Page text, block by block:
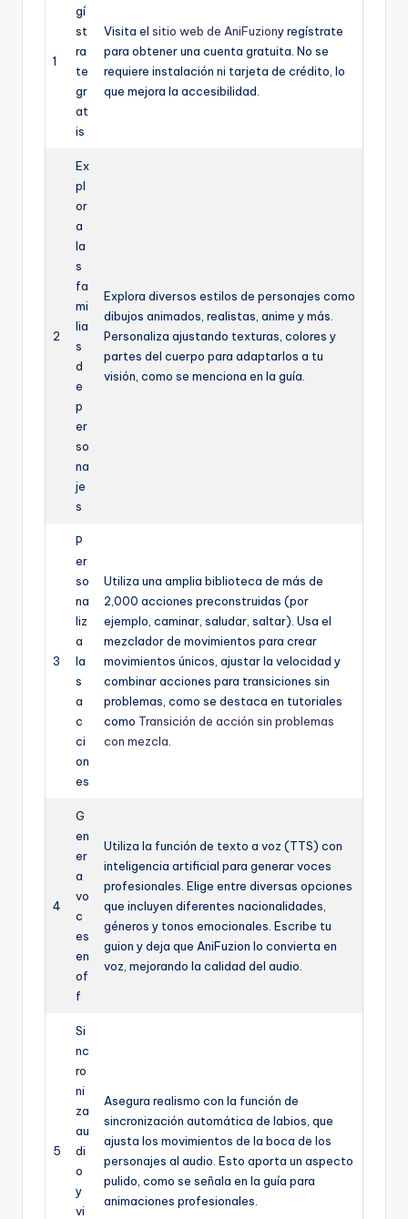
1
gí
st
ra
te
gr
at
is
Visita el sitio web de AniFuziony regístrate
para obtener una cuenta gratuita. No se
requiere instalación ni tarjeta de crédito, lo
que mejora la accesibilidad.
2
Ex
pl
or
a
la
s
fa
mi
lia
s
d
e
p
er
so
na
je
s
Explora diversos estilos de personajes como
dibujos animados, realistas, anime y más.
Personaliza ajustando texturas, colores y
partes del cuerpo para adaptarlos a tu
visión, como se menciona en la guía.
3
P
er
so
na
liz
a
la
s
a
c
ci
on
es
Utiliza una amplia biblioteca de más de
2,000 acciones preconstruidas (por
ejemplo, caminar, saludar, saltar). Usa el
mezclador de movimientos para crear
movimientos únicos, ajustar la velocidad y
combinar acciones para transiciones sin
problemas, como se destaca en tutoriales
como Transición de acción sin problemas
con mezcla
4
G
en
er
a
vo
c
es
en
of
f
Utiliza la función de texto a voz (TTS) con
inteligencia artificial para generar voces
profesionales. Elige entre diversas opciones
que incluyen diferentes nacionalidades,
géneros y tonos emocionales. Escribe tu
guion y deja que AniFuzion lo convierta en
voz, mejorando la calidad del audio.
5
Si
nc
ro
ni
za
au
di
o
y
vi
Asegura realismo con la función de
sincronización automática de labios, que
ajusta los movimientos de la boca de los
personajes al audio. Esto aporta un aspecto
pulido, como se señala en la guía para
animaciones profesionales.